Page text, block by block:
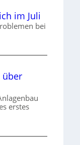
im Juli
bei
über
erstes